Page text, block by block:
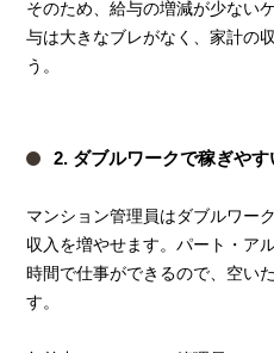
そのため、給与の増減が少ない
与は大きなブレがなく、家計の
う。
2. ダブルワークで稼ぎやす
マンション管理員はダブルワー
収入を増やせます。パート・ア
時間で仕事ができるので、空い
す。